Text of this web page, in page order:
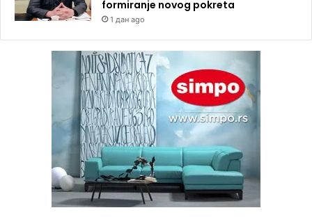
formiranje novog pokreta
1 дан ago